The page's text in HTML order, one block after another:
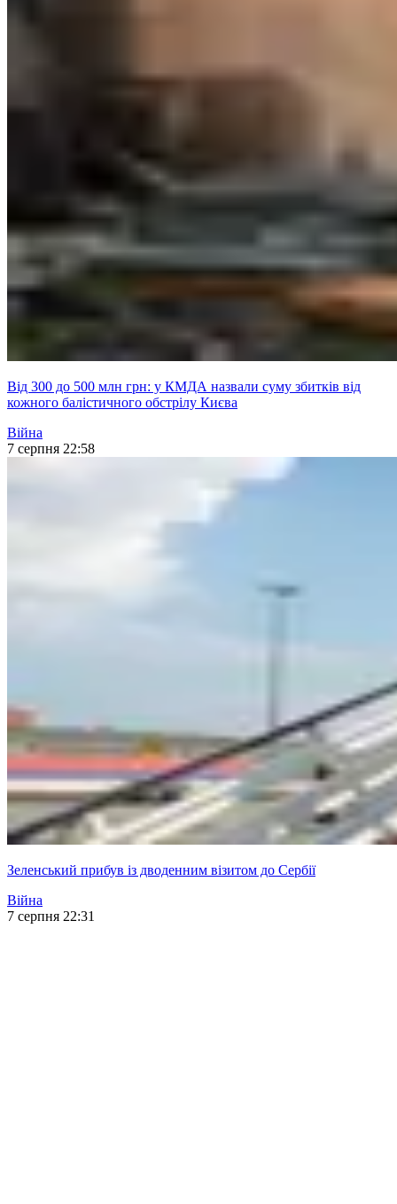
Від 300 до 500 млн грн: у КМДА назвали суму збитків від
кожного балістичного обстрілу Києва
Війна
7 серпня 22:58
Зеленський прибув із дводенним візитом до Сербії
Війна
7 серпня 22:31